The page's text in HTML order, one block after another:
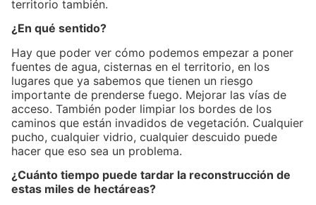
territorio también.
¿En qué sentido?
Hay que poder ver cómo podemos empezar a poner
fuentes de agua, cisternas en el territorio, en los
lugares que ya sabemos que tienen un riesgo
importante de prenderse fuego. Mejorar las vías de
acceso. También poder limpiar los bordes de los
caminos que están invadidos de vegetación. Cualquier
pucho, cualquier vidrio, cualquier descuido puede
hacer que eso sea un problema.
¿Cuánto tiempo puede tardar la reconstrucción de
estas miles de hectáreas?